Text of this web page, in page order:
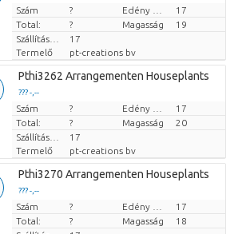
Darabb ár
Szám ?
17
Total:
? Magasság
19
Szállítási magasság
17
Termelő
pt-creations bv
Pthi3262 Arrangementen Houseplants
??? -,--
Darabb ár
Szám ?
17
Total:
? Magasság
20
Szállítási magasság
17
Termelő
pt-creations bv
Pthi3270 Arrangementen Houseplants
??? -,--
Darabb ár
Szám ?
17
Total:
? Magasság
18